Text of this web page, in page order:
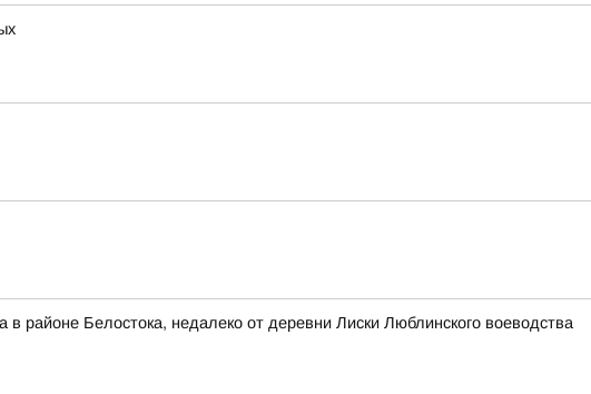
районе Белостока, недалеко от деревни Лиски Люблинского воеводства